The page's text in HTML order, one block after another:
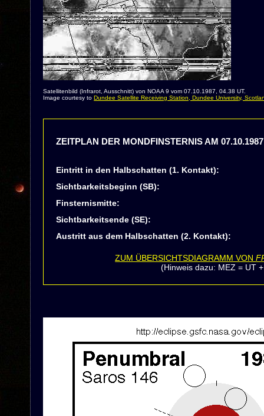
Satellitenbild (Infrarot, Ausschnitt) von NOAA 9 vom 07.10.1987, 04.38 UT.
Image courtesy toDundee Satellite Receiving Station, Dundee University,
ZEITPLAN DER MONDFINSTERNIS AM 07.10.1987
Eintritt in den Halbschatten (1. Kontakt):
Sichtbarkeitsbeginn (SB):
Finsternismitte:
Sichtbarkeitsende (SE):
Austritt aus dem Halbschatten (2. Kontakt):
ZUM ÜBERSICHTSDIAGRAMM VON
(Hinweis dazu: MEZ = UT